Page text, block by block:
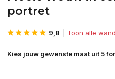
portret
9,8 Toon alle
Kies jouw gewenste maat uit 5